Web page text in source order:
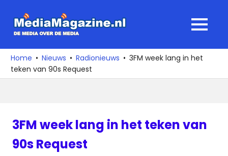
naar
media
over
de
MENU
Home Nieuws Radionieuws
3FM week lang in het
teken van 90s Request
3FM week lang in het teken van
90s Request